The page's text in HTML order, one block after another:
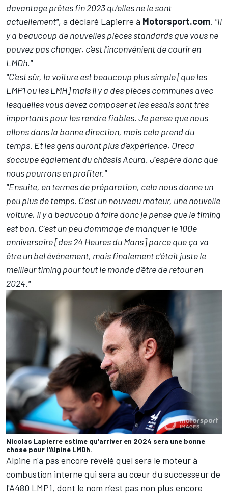
davantage prêtes fin 2023 qu'elles ne le sont
actuellement", a déclaré Lapierre à Motorsport.com. "Il
y a beaucoup de nouvelles pièces standards que vous ne
pouvez pas changer, c'est l'inconvénient de courir en
LMDh."
"C'est sûr, la voiture est beaucoup plus simple [que les
LMP1 ou les LMH] mais il y a des pièces communes avec
lesquelles vous devez composer et les essais sont très
importants pour les rendre fiables. Je pense que nous
allons dans la bonne direction, mais cela prend du
temps. Et les gens auront plus d'expérience, Oreca
s'occupe également du châssis Acura. J'espère donc que
nous pourrons en profiter."
"Ensuite, en termes de préparation, cela nous donne un
peu plus de temps. C'est un nouveau moteur, une nouvelle
voiture, il y a beaucoup à faire donc je pense que le timing
est bon. C'est un peu dommage de manquer le 100e
anniversaire [des 24 Heures du Mans] parce que ça va
être un bel événement, mais finalement c'était juste le
meilleur timing pour tout le monde d'être de retour en
2024."
Nicolas Lapierre estime qu'arriver en 2024 sera une bonne
chose pour l'Alpine LMDh.
Alpine n'a pas encore révélé quel sera le moteur à
combustion interne qui sera au cœur du successeur de
l'A480 LMP1, dont le nom n'est pas non plus encore